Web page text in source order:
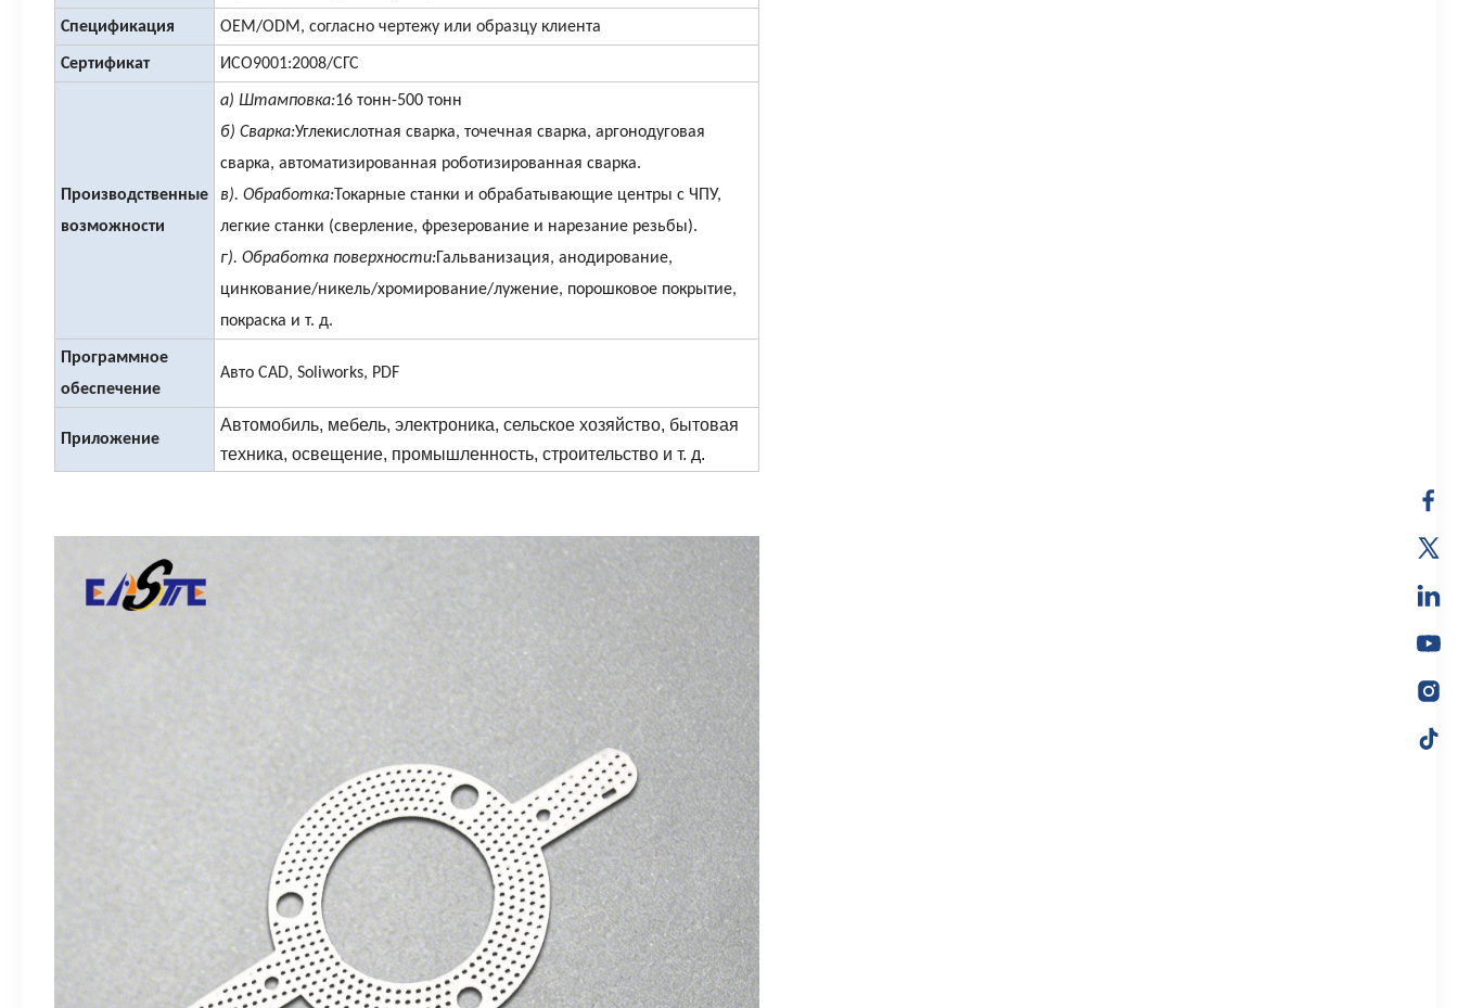
Спецификация OEM/ODM, согласно чертежу или образцу клиента
Сертификат ИСО9001:2008/СГС
Производственные
возможности
а) Штамповка:16 тонн-500 тонн
б) Сварка:Углекислотная сварка, точечная сварка, аргонодуговая
сварка, автоматизированная роботизированная сварка.
в). Обработка:Токарные станки и обрабатывающие центры с ЧПУ,
легкие станки (сверление, фрезерование и нарезание резьбы).
г). Обработка поверхности:Гальванизация, анодирование,
цинкование/никель/хромирование/лужение, порошковое покрытие,
покраска и т. д.
Программное
обеспечение
Авто CAD, Soliworks, PDF
Приложение
Автомобиль, мебель, электроника, сельское хозяйство, бытовая
техника, освещение, промышленность, строительство и т. д.